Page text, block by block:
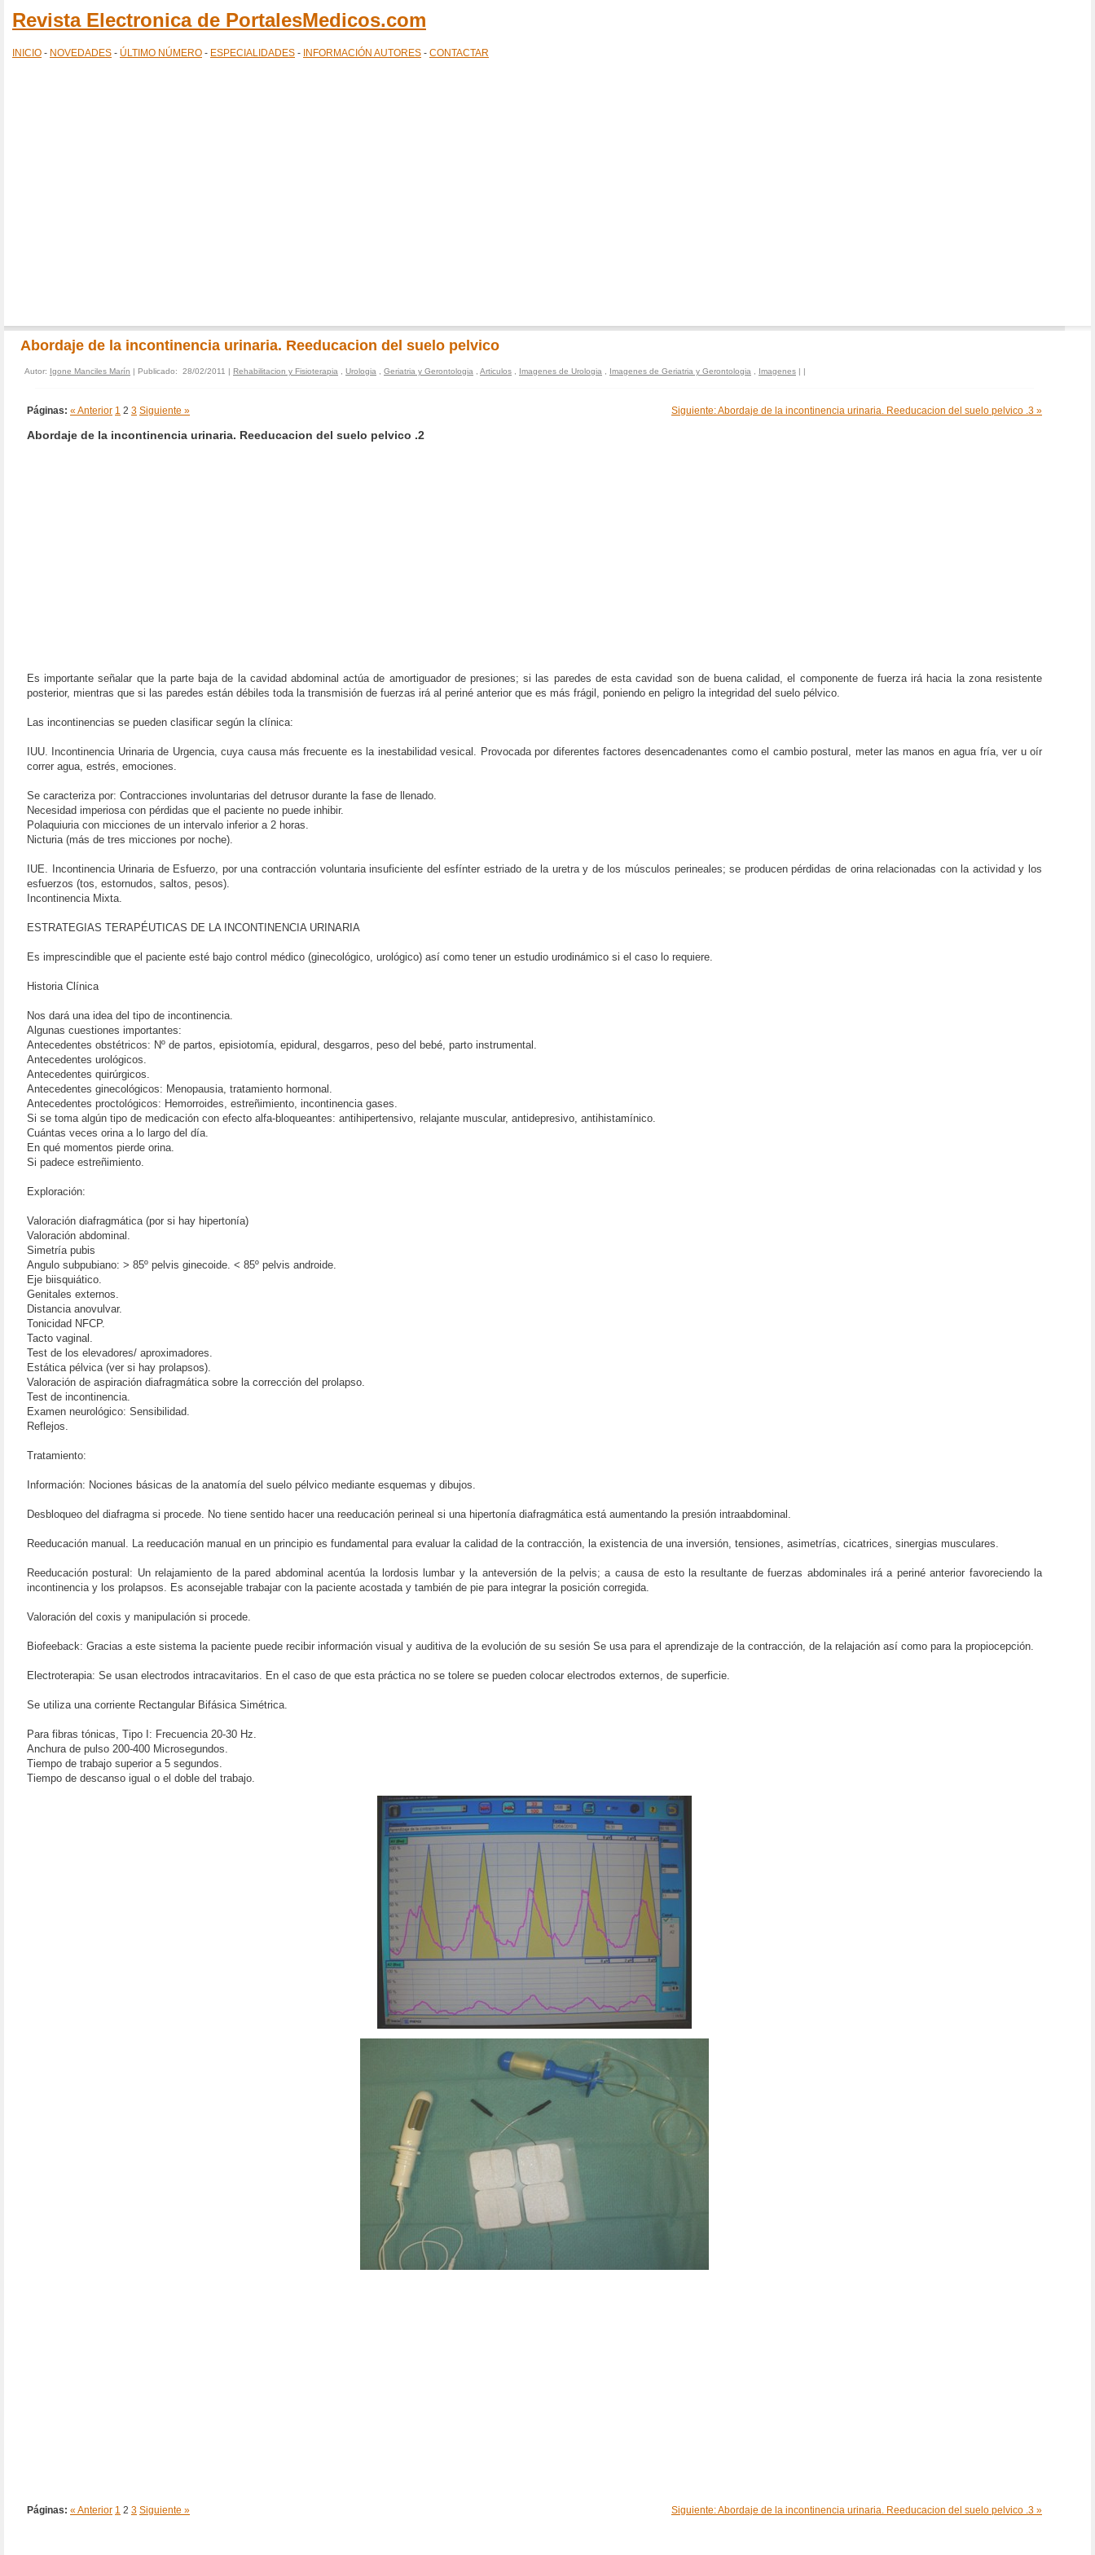
Revista Electronica de PortalesMedicos.com
INICIO - NOVEDADES - ÚLTIMO NÚMERO - ESPECIALIDADES - INFORMACIÓN AUTORES - CONTACTAR
Abordaje de la incontinencia urinaria. Reeducacion del suelo pelvico
Autor: Igone Manciles Marín | Publicado: 28/02/2011 | Rehabilitacion y Fisioterapia Urologia Geriatria y Gerontologia Articulos Imagenes de Urologia Imagenes de Geriatria y Gerontologia Imagenes | |
Páginas: « Anterior 1 2 3 Siguiente » Siguiente: Abordaje de la incontinencia urinaria. Reeducacion del suelo pelvico .3 »
Abordaje de la incontinencia urinaria. Reeducacion del suelo pelvico .2
Es importante señalar que la parte baja de la cavidad abdominal actúa de amortiguador de presiones; si las paredes de esta cavidad son de buena calidad, el componente de fuerza irá hacia la zona resistente
posterior, mientras que si las paredes están débiles toda la transmisión de fuerzas irá al periné anterior que es más frágil, poniendo en peligro la integridad del suelo pélvico.
Las incontinencias se pueden clasificar según la clínica:
IUU. Incontinencia Urinaria de Urgencia, cuya causa más frecuente es la inestabilidad vesical. Provocada por diferentes factores desencadenantes como el cambio postural, meter las manos en agua fría, ver u oír
correr agua, estrés, emociones.
Se caracteriza por: Contracciones involuntarias del detrusor durante la fase de llenado.
Necesidad imperiosa con pérdidas que el paciente no puede inhibir.
Polaquiuria con micciones de un intervalo inferior a 2 horas.
Nicturia (más de tres micciones por noche).
IUE. Incontinencia Urinaria de Esfuerzo, por una contracción voluntaria insuficiente del esfínter estriado de la uretra y de los músculos perineales; se producen pérdidas de orina relacionadas con la actividad y los
esfuerzos (tos, estornudos, saltos, pesos).
Incontinencia Mixta.
ESTRATEGIAS TERAPÉUTICAS DE LA INCONTINENCIA URINARIA
Es imprescindible que el paciente esté bajo control médico (ginecológico, urológico) así como tener un estudio urodinámico si el caso lo requiere.
Historia Clínica
Nos dará una idea del tipo de incontinencia.
Algunas cuestiones importantes:
Antecedentes obstétricos: Nº de partos, episiotomía, epidural, desgarros, peso del bebé, parto instrumental.
Antecedentes urológicos.
Antecedentes quirúrgicos.
Antecedentes ginecológicos: Menopausia, tratamiento hormonal.
Antecedentes proctológicos: Hemorroides, estreñimiento, incontinencia gases.
Si se toma algún tipo de medicación con efecto alfa-bloqueantes: antihipertensivo, relajante muscular, antidepresivo, antihistamínico.
Cuántas veces orina a lo largo del día.
En qué momentos pierde orina.
Si padece estreñimiento.
Exploración:
Valoración diafragmática (por si hay hipertonía)
Valoración abdominal.
Simetría pubis
Angulo subpubiano: > 85º pelvis ginecoide. < 85º pelvis androide.
Eje biisquiático.
Genitales externos.
Distancia anovulvar.
Tonicidad NFCP.
Tacto vaginal.
Test de los elevadores/ aproximadores.
Estática pélvica (ver si hay prolapsos).
Valoración de aspiración diafragmática sobre la corrección del prolapso.
Test de incontinencia.
Examen neurológico: Sensibilidad.
Reflejos.
Tratamiento:
Información: Nociones básicas de la anatomía del suelo pélvico mediante esquemas y dibujos.
Desbloqueo del diafragma si procede. No tiene sentido hacer una reeducación perineal si una hipertonía diafragmática está aumentando la presión intraabdominal.
Reeducación manual. La reeducación manual en un principio es fundamental para evaluar la calidad de la contracción, la existencia de una inversión, tensiones, asimetrías, cicatrices, sinergias musculares.
Reeducación postural: Un relajamiento de la pared abdominal acentúa la lordosis lumbar y la anteversión de la pelvis; a causa de esto la resultante de fuerzas abdominales irá a periné anterior favoreciendo la
incontinencia y los prolapsos. Es aconsejable trabajar con la paciente acostada y también de pie para integrar la posición corregida.
Valoración del coxis y manipulación si procede.
Biofeeback: Gracias a este sistema la paciente puede recibir información visual y auditiva de la evolución de su sesión Se usa para el aprendizaje de la contracción, de la relajación así como para la propiocepción.
Electroterapia: Se usan electrodos intracavitarios. En el caso de que esta práctica no se tolere se pueden colocar electrodos externos, de superficie.
Se utiliza una corriente Rectangular Bifásica Simétrica.
Para fibras tónicas, Tipo I: Frecuencia 20-30 Hz.
Anchura de pulso 200-400 Microsegundos.
Tiempo de trabajo superior a 5 segundos.
Tiempo de descanso igual o el doble del trabajo.
Páginas: « Anterior 1 2 3 Siguiente » Siguiente: Abordaje de la incontinencia urinaria. Reeducacion del suelo pelvico .3 »